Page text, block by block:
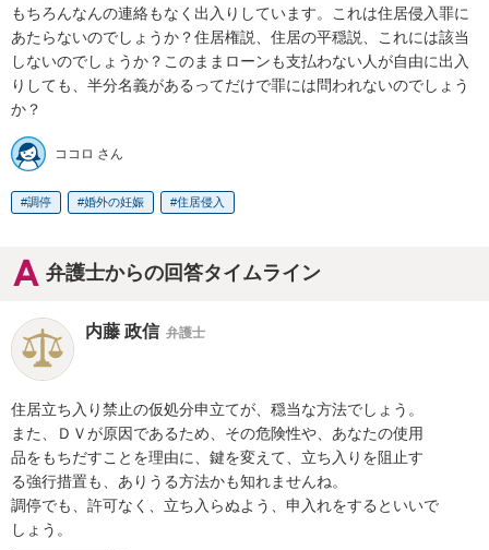
もちろんなんの連絡もなく出入りしています。これは住居侵入罪に
あたらないのでしょうか？住居権説、住居の平穏説、これには該当
しないのでしょうか？このままローンも支払わない人が自由に出入
りしても、半分名義があるってだけで罪には問われないのでしょう
か？
ココロ さん
調停 婚外の妊娠 住居侵入
弁護士からの回答タイムライン
内藤 政信 弁護士
住居立ち入り禁止の仮処分申立てが、穏当な方法でしょう。
また、ＤＶが原因であるため、その危険性や、あなたの使用
品をもちだすことを理由に、鍵を変えて、立ち入りを阻止す
る強行措置も、ありうる方法かも知れませんね。
調停でも、許可なく、立ち入らぬよう、申入れをするといいで
しょう。